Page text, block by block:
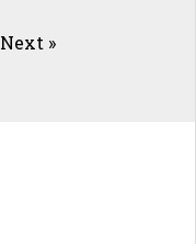
Next »